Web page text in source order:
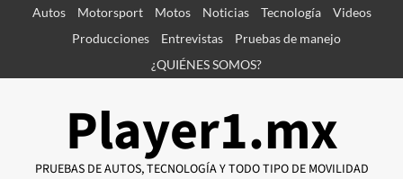
SaltarAutos Motorsport Motos Noticias Tecnología
Videos
Producciones
Entrevistas
Pruebas de manejo
¿QUIÉNES SOMOS?
Player1.mx
PRUEBAS DE AUTOS, TECNOLOGÍA Y TODO TIPO DE MOVILIDAD